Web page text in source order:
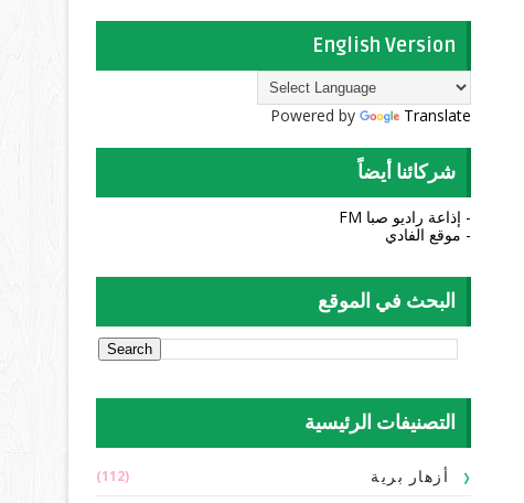
English Version
Powered by Translate
شركائنا أيضاً
- إذاعة راديو صبا FM
- موقع الفادي
البحث في الموقع
التصنيفات الرئيسية
أزهار برية (112)